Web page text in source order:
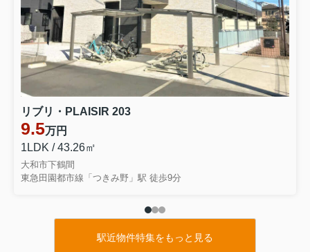
リブリ・PLAISIR 203
9.5万円
1LDK / 43.26㎡
大和市下鶴間
東急田園都市線「つきみ野」駅 徒歩9分
駅近物件特集をもっと見る